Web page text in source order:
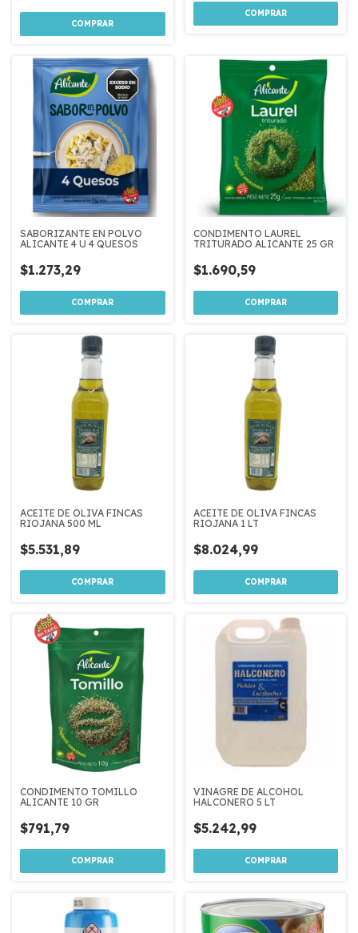
SABORIZANTE EN POLVO
ALICANTE 4 U 4 QUESOS
$1.273,29
CONDIMENTO LAUREL
TRITURADO ALICANTE 25 GR
$1.690,59
ACEITE DE OLIVA FINCAS
RIOJANA 500 ML
$5.531,89
ACEITE DE OLIVA FINCAS
RIOJANA 1 LT
$8.024,99
CONDIMENTO TOMILLO
ALICANTE 10 GR
$791,79
VINAGRE DE ALCOHOL
HALCONERO 5 LT
$5.242,99